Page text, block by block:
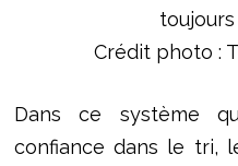
Crédit photo :
Dans ce système
confiance dans le tri,